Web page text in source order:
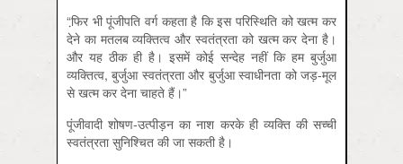
“फि़र भी पूंजीपति वर्ग कहता है कि इस परिस्थिति को खत्म कर
देने का मतलब व्यक्तित्व और स्वतंत्रता को खत्म कर देना है।
और यह ठीक ही है। इसमें कोई सन्देह नहीं कि हम बुर्जुआ
व्यक्तित्व, बुर्जुआ स्वतंत्रता और बुर्जुआ स्वाधीनता को जड़-मूल
से खत्म कर देना चाहते हैं।”
पूंजीवादी शोषण-उत्पीड़न का नाश करके ही व्यक्ति की सच्ची
स्वतंत्रता सुनिश्चित की जा सकती है।